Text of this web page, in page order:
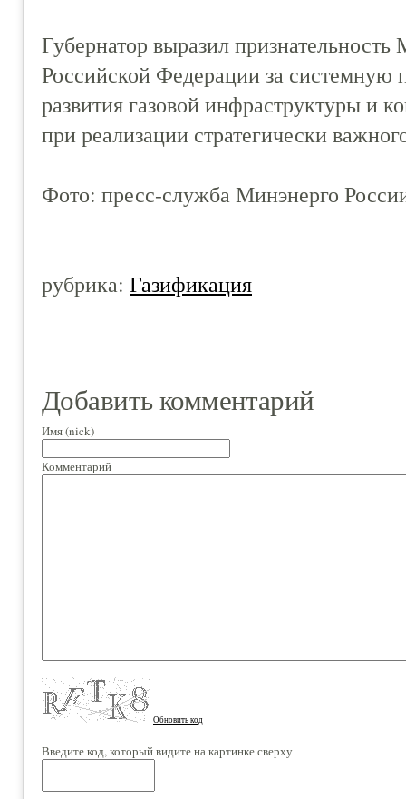
Губернатор выразил признательность
Российской Федерации за системную
развития газовой инфраструктуры и
при реализации стратегически
Фото: пресс-служба Минэнерго
рубрика: Газификация
Добавить комментарий
Имя (nick)
Комментарий
Обновить код
Введите код, который видите на картинке сверху